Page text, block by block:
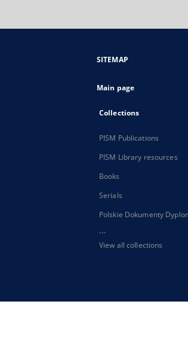
SITEMAP
Main page
Collections
PISM Publications
PISM Library resources
Books
Serials
Polskie Dokumenty
...
View all collections